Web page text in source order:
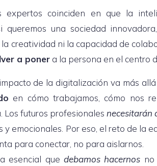
expertos coinciden en que la
queremos una sociedad innovadora,
creatividad ni la capacidad de
a poner a la persona en el centro
de la digitalización va más
en cómo trabajamos, cómo nos
Los futuros profesionales necesitarán
y emocionales. Por eso, el reto de la
para conectar, no para aislarnos.
esencial que debamos hacernos